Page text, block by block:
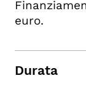
euro.
Durata